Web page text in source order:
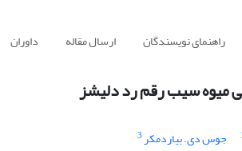
راهنمای نویسندگان ارسال مقاله داوران
میوه سیب رقم رد دلیشز
جوس دی. بیاردمکر3